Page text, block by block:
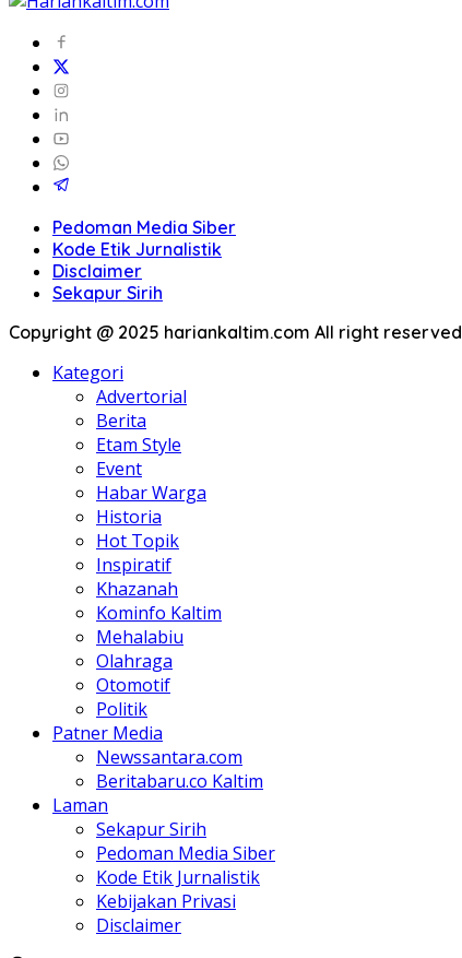
Pedoman Media Siber
Kode Etik Jurnalistik
Disclaimer
Sekapur Sirih
Copyright @ 2025 hariankaltim.com All right reserved
Kategori
Advertorial
Berita
Etam Style
Event
Habar Warga
Historia
Hot Topik
Inspiratif
Khazanah
Kominfo Kaltim
Mehalabiu
Olahraga
Otomotif
Politik
Patner Media
Newssantara.com
Beritabaru.co Kaltim
Laman
Sekapur Sirih
Pedoman Media Siber
Kode Etik Jurnalistik
Kebijakan Privasi
Disclaimer